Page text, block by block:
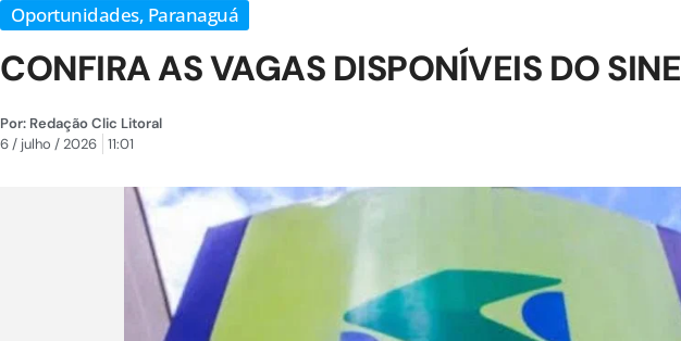
Oportunidades, Paranaguá
CONFIRA AS VAGAS DISPONÍVEIS DO SINE
Por: Redação Clic Litoral
6 / julho / 2026 11:01